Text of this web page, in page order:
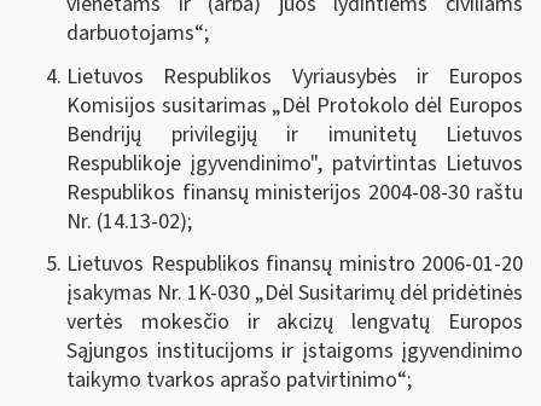
darbuotojams“;
Lietuvos Respublikos Vyriausybės ir Europos
Komisijos susitarimas „Dėl Protokolo dėl Europos
Bendrijų privilegijų ir imunitetų Lietuvos
Respublikoje įgyvendinimo", patvirtintas Lietuvos
Respublikos finansų ministerijos 2004-08-30 raštu
Nr. (14.13-02);
Lietuvos Respublikos finansų ministro 2006-01-20
įsakymas Nr. 1K-030 „Dėl Susitarimų dėl pridėtinės
vertės mokesčio ir akcizų lengvatų Europos
Sąjungos institucijoms ir įstaigoms įgyvendinimo
taikymo tvarkos aprašo patvirtinimo“;